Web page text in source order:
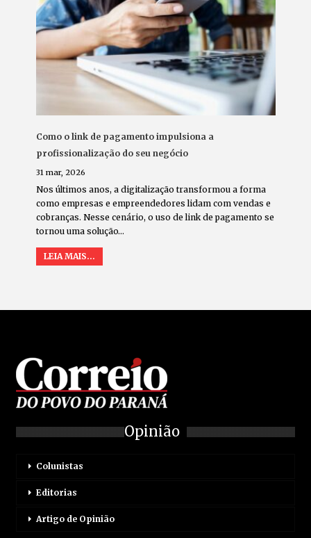
Como o link de pagamento impulsiona a
profissionalização do seu negócio
31 mar, 2026
Nos últimos anos, a digitalização transformou a forma
como empresas e empreendedores lidam com vendas e
cobranças. Nesse cenário, o uso de link de pagamento se
tornou uma solução…
LEIA MAIS...
Opinião
Colunistas
Editorias
Artigo de Opinião